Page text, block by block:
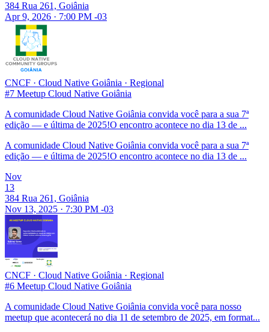
384 Rua 261, Goiânia
Apr 9, 2026 · 7:00 PM -03
CNCF · Cloud Native Goiânia · Regional
#7 Meetup Cloud Native Goiânia
A comunidade Cloud Native Goiânia convida você para a sua 7ª
edição — e última de 2025!O encontro acontece no dia 13 de ...
A comunidade Cloud Native Goiânia convida você para a sua 7ª
edição — e última de 2025!O encontro acontece no dia 13 de ...
Nov
13
384 Rua 261, Goiânia
Nov 13, 2025 · 7:30 PM -03
CNCF · Cloud Native Goiânia · Regional
#6 Meetup Cloud Native Goiânia
A comunidade Cloud Native Goiânia convida você para nosso
meetup que acontecerá no dia 11 de setembro de 2025, em format...